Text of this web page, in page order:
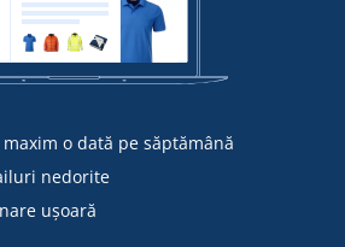
o dată pe săptămână
nedorite
ușoară